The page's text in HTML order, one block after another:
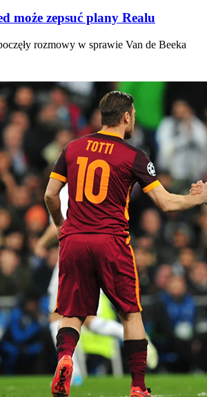
może zepsuć plany Realu
rozmowy w sprawie Van de Beeka